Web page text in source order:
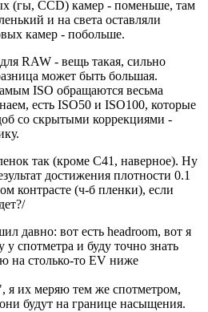
(гы, CCD) камер - поменьше, там
и на света оставляли
камер - побольше.
RAW - вещь такая, сильно
может быть большая.
ISO обращаются весьма
есть ISO50 и ISO100, которые
со скрытыми коррекциями -
так (кроме C41, наверное). Ну
достижения плотности 0.1
контрасте (ч-б пленки), если
давно: вот есть headroom, вот я
у спотметра и буду точно знать
на столько-то EV ниже
я их меряю тем же спотметром,
будут на границе насыщения.